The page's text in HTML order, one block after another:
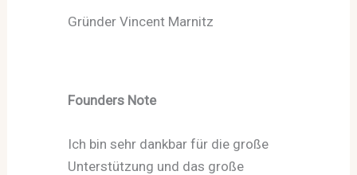
Gründer Vincent Marnitz
Founders Note
Ich bin sehr dankbar für die große
Unterstützung und das große